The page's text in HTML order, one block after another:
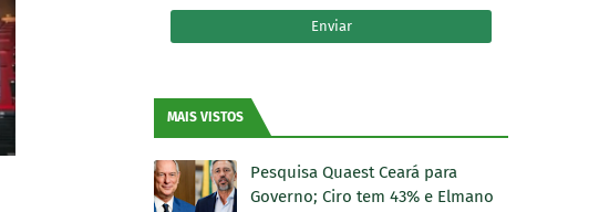
MAIS VISTOS
Pesquisa Quaest Ceará para
Governo; Ciro tem 43% e Elmano